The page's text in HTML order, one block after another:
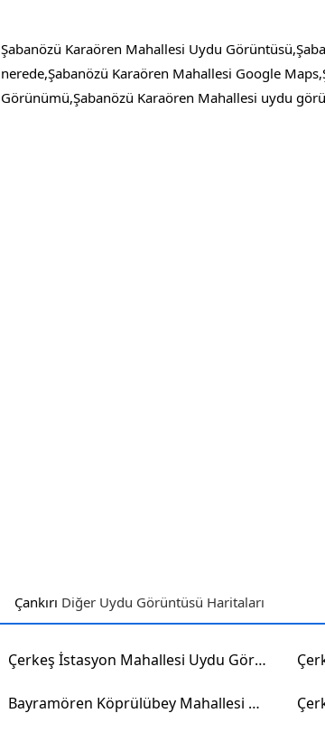
Şabanözü Karaören Mahallesi Uydu
nerede,Şabanözü Karaören Mahallesi Google
Görünümü,Şabanözü Karaören Mahallesi uydu
Çankırı Diğer Uydu Görüntüsü Haritaları
Çerkeş İstasyon Mahallesi Uydu Görüntüsü
Bayramören Köprülübey Mahallesi Uydu Görüntüsü